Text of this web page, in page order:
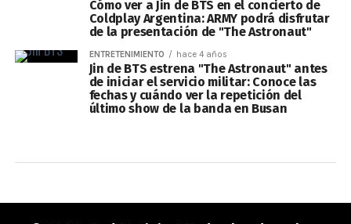
Cómo ver a Jin de BTS en el concierto de
Coldplay Argentina: ARMY podrá disfrutar
de la presentación de "The Astronaut"
ENTRETENIMIENTO hace 4 años
Jin de BTS estrena "The Astronaut" antes
de iniciar el servicio militar: Conoce las
fechas y cuándo ver la repetición del
último show de la banda en Busan